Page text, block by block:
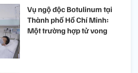
Vụ ngộ độc Botulinum tại
Thành phố Hồ Chí Minh:
Một trường hợp tử vong